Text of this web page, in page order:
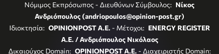
Νόμιμος Εκπρόσωπος - Διευθύνων Σύμβουλος: Νίκος
Ανδριόπουλος (andriopoulos@opinion-post.gr)
Ιδιοκτησία: OPINIONPOST A.E. - Μέτοχοι: ENERGY REGISTER
Α.Ε. / Ανδριόπουλος Νικόλαος
Δικαιούχος Domain: OPINIONPOST A.E. - Διαχειριστής Domain: